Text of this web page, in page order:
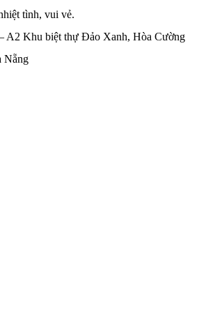
tình, vui vẻ.
A2 Khu biệt thự Đảo Xanh, Hòa Cường
Nẵng